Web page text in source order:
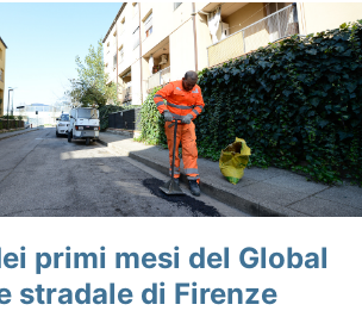
primi mesi del Global
stradale di Firenze